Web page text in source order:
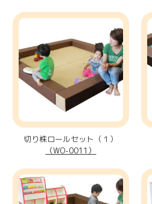
切り株ロールセット（１）
（WO-0011）